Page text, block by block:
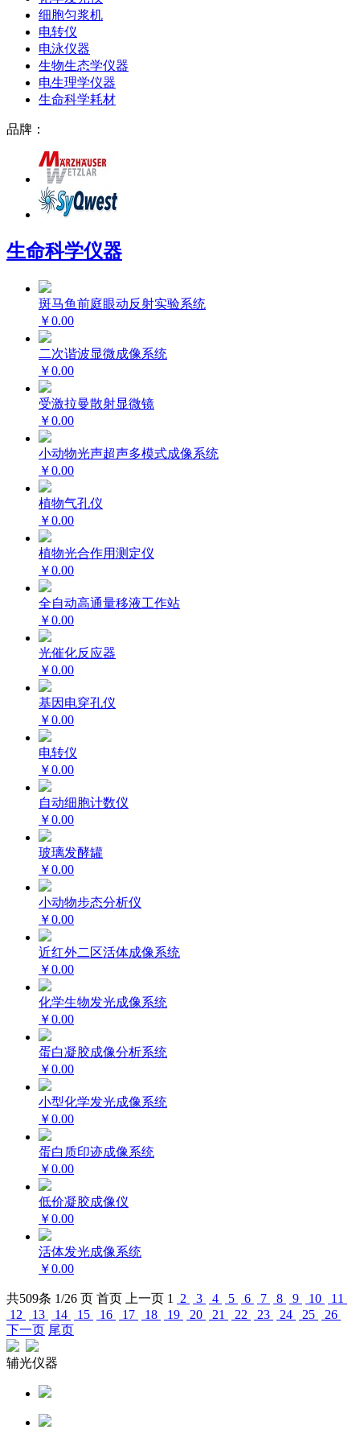
细胞匀浆机
电转仪
电泳仪器
生物生态学仪器
电生理学仪器
生命科学耗材
品牌：
生命科学仪器
斑马鱼前庭眼动反射实验系统
￥0.00
二次谐波显微成像系统
￥0.00
受激拉曼散射显微镜
￥0.00
小动物光声超声多模式成像系统
￥0.00
植物气孔仪
￥0.00
植物光合作用测定仪
￥0.00
全自动高通量移液工作站
￥0.00
光催化反应器
￥0.00
基因电穿孔仪
￥0.00
电转仪
￥0.00
自动细胞计数仪
￥0.00
玻璃发酵罐
￥0.00
小动物步态分析仪
￥0.00
近红外二区活体成像系统
￥0.00
化学生物发光成像系统
￥0.00
蛋白凝胶成像分析系统
￥0.00
小型化学发光成像系统
￥0.00
蛋白质印迹成像系统
￥0.00
低价凝胶成像仪
￥0.00
活体发光成像系统
￥0.00
共509条 1/26 页 首页 上一页 1 2 3 4 5 6 7 8 9 10
11
12
13 14 15 16 17 18 19 20 21 22 23 24 25
26
下一页 尾页
辅光仪器